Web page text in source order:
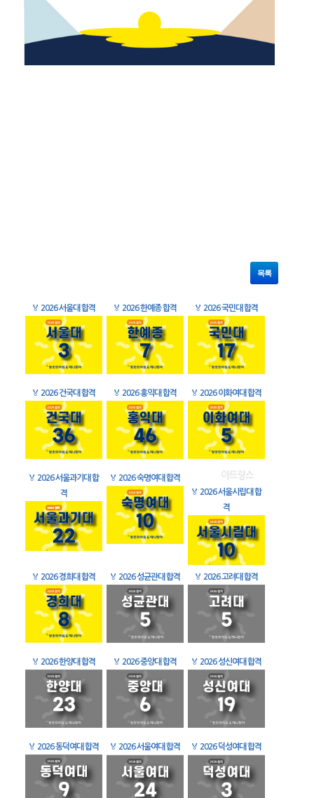
목록
🏅 2026 서울대 합격 🏅 2026 한예종 합격 🏅 2026 국민대 합격
🏅 2026 건국대 합격 🏅 2026 홍익대 합격 🏅 2026 이화여대 합격
🏅 2026 서울과기대 합
격
🏅 2026 숙명여대 합격
🏅 2026 서울시립대 합
격
🏅 2026 경희대 합격 🏅 2026 성균관대 합격 🏅 2026 고려대 합격
🏅 2026 한양대 합격 🏅 2026 중앙대 합격 🏅 2026 성신여대 합격
🏅 2026 동덕여대 합격 🏅 2026 서울여대 합격 🏅 2026 덕성여대 합격